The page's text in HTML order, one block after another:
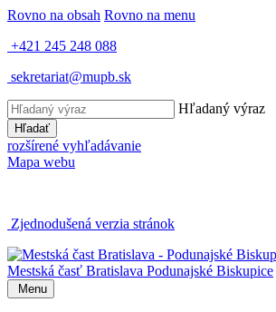
Rovno na obsah Rovno na menu
+421 245 248 088
sekretariat@mupb.sk
Hľadaný výraz
Hľadať
rozšírené vyhľadávanie
Mapa webu
Zjednodušená verzia stránok
Mestská časť Bratislava Podunajské Biskupice
Menu